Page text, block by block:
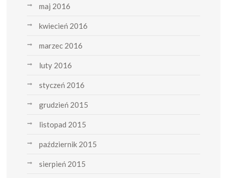
maj 2016
kwiecień 2016
marzec 2016
luty 2016
styczeń 2016
grudzień 2015
listopad 2015
październik 2015
sierpień 2015